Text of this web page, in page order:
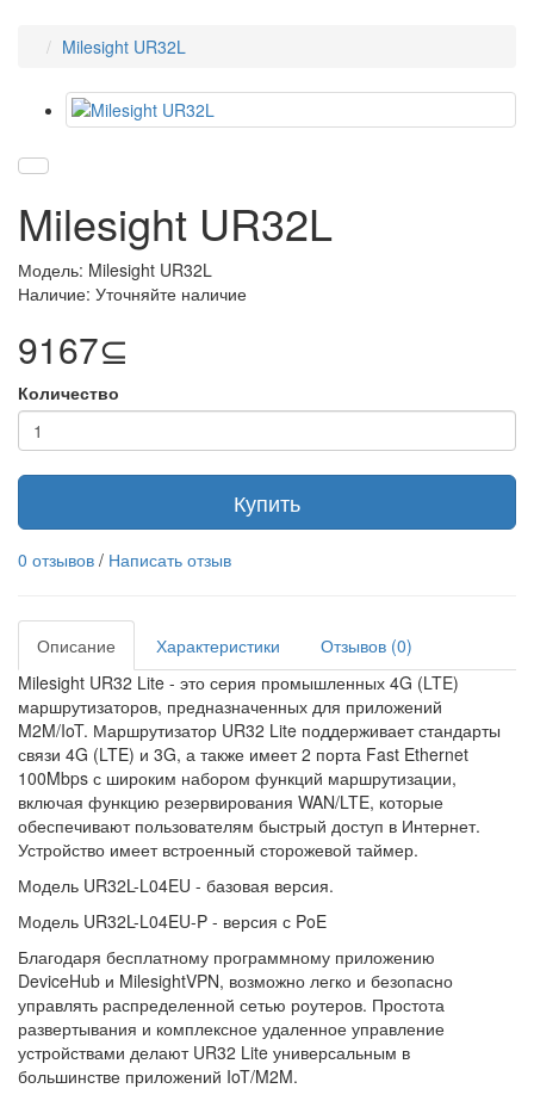
Milesight UR32L
Milesight UR32L
Модель: Milesight UR32L
Наличие: Уточняйте наличие
9167⊆
Количество
Купить
0 отзывов / Написать отзыв
Описание Характеристики
Отзывов (0)
Milesight UR32 Lite - это серия промышленных 4G (LTE)
маршрутизаторов, предназначенных для приложений
M2M/IoT. Маршрутизатор UR32 Lite поддерживает стандарты
связи 4G (LTE) и 3G, а также имеет 2 порта Fast Ethernet
100Mbps с широким набором функций маршрутизации,
включая функцию резервирования WAN/LTE, которые
обеспечивают пользователям быстрый доступ в Интернет.
Устройство имеет встроенный сторожевой таймер.
Модель UR32L-L04EU - базовая версия.
Модель UR32L-L04EU-P - версия с PoE
Благодаря бесплатному программному приложению
DeviceHub и MilesightVPN, возможно легко и безопасно
управлять распределенной сетью роутеров. Простота
развертывания и комплексное удаленное управление
устройствами делают UR32 Lite универсальным в
большинстве приложений IoT/M2M.